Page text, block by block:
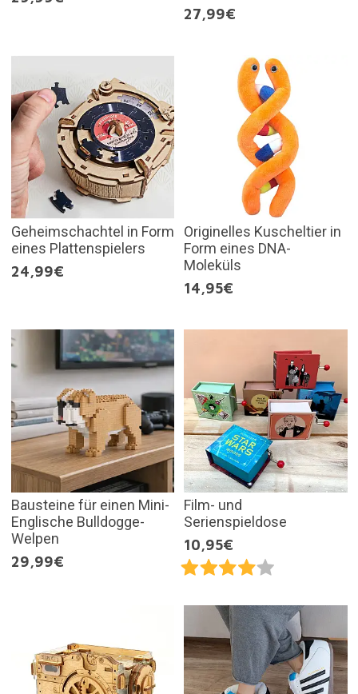
27,99€
Geheimschachtel in Form
eines Plattenspielers
24,99€
Originelles Kuscheltier in
Form eines DNA-
Moleküls
14,95€
Bausteine für einen Mini-
Englische Bulldogge-
Welpen
29,99€
Film- und
Serienspieldose
10,95€